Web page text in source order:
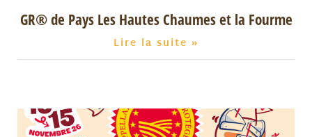
GR® de Pays Les Hautes Chaumes et la Fourme
Lire la suite »